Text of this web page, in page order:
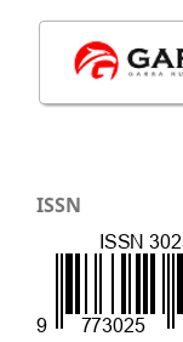
ISSN